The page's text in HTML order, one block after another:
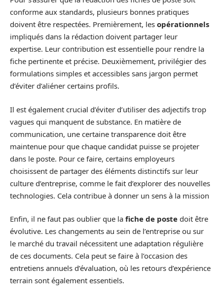
conforme aux standards, plusieurs bonnes pratiques
doivent être respectées. Premièrement, les opérationnels
impliqués dans la rédaction doivent partager leur
expertise. Leur contribution est essentielle pour rendre la
fiche pertinente et précise. Deuxièmement, privilégier des
formulations simples et accessibles sans jargon permet
d’éviter d’aliéner certains profils.
Il est également crucial d’éviter d’utiliser des adjectifs trop
vagues qui manquent de substance. En matière de
communication, une certaine transparence doit être
maintenue pour que chaque candidat puisse se projeter
dans le poste. Pour ce faire, certains employeurs
choisissent de partager des éléments distinctifs sur leur
culture d’entreprise, comme le fait d’explorer des nouvelles
technologies. Cela contribue à donner un sens à la mission
Enfin, il ne faut pas oublier que la fiche de poste doit être
évolutive. Les changements au sein de l’entreprise ou sur
le marché du travail nécessitent une adaptation régulière
de ces documents. Cela peut se faire à l’occasion des
entretiens annuels d’évaluation, où les retours d’expérience
terrain sont également essentiels.